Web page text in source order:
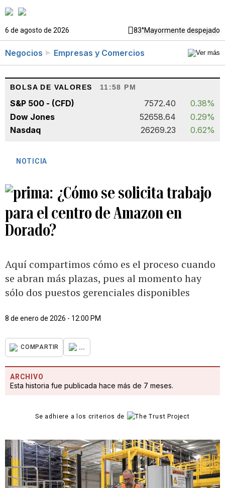
6 de agosto de 2026 83°Mayormente despejado
Negocios Empresas y Comercios
BOLSA DE VALORES 11:58 PM
S&P 500 - (CFD) 7572.40
0.38%
Dow Jones
52658.64
0.29%
Nasdaq
26269.23 0.62%
NOTICIA
¿Cómo se solicita trabajo
para el centro de Amazon en
Dorado?
Aquí compartimos cómo es el proceso cuando
se abran más plazas, pues al momento hay
sólo dos puestos gerenciales disponibles
8 de enero de 2026 - 12:00 PM
COMPARTIR ...
ARCHIVO
Esta historia fue publicada hace más de 7 meses.
Se adhiere a los criterios de